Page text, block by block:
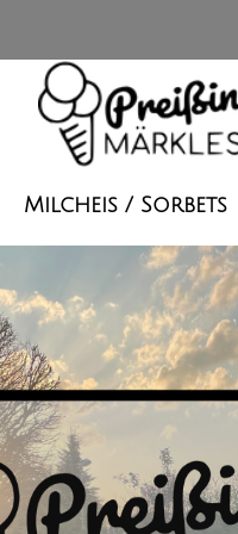
Milcheis / Sorbets